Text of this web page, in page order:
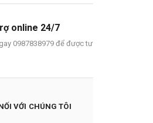
online 24/7
0987838979 để được tư
VỚI CHÚNG TÔI